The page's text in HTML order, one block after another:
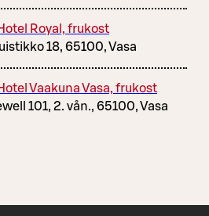
Royal, frukost
18, 65100, Vasa
Vaakuna Vasa, frukost
101, 2. vån., 65100, Vasa